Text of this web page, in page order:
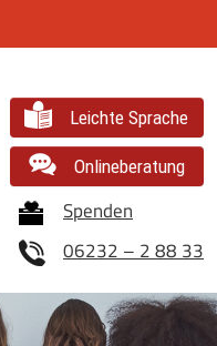
Leichte Sprache
Onlineberatung
Spenden
06232 – 2 88 33